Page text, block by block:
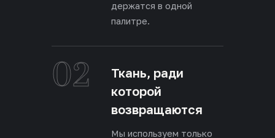
держатся в одной
палитре.
02
Ткань, ради
которой
возвращаются
Мы используем только